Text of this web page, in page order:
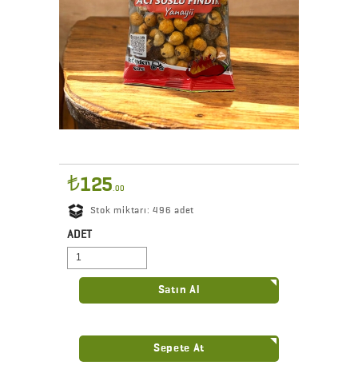
125.00
Stok miktarı: 496 adet
Seçenekler
ADET
Satın Al
Sepete At